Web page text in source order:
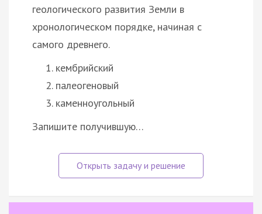
геологического развития Земли в
хронологическом порядке, начиная с
самого древнего.
кембрийский
палеогеновый
каменноугольный
Запишите получившую…